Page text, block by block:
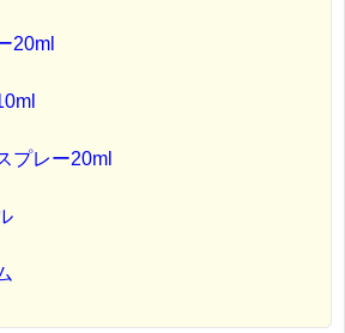
20ml
プレー20ml